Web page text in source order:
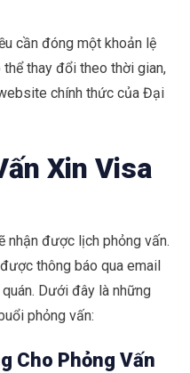
cần đóng một khoản lệ
thay đổi theo thời gian,
chính thức của Đại
Xin Visa
nhận được lịch phỏng vấn.
thông báo qua email
Dưới đây là những
phỏng vấn:
Cho Phỏng Vấn